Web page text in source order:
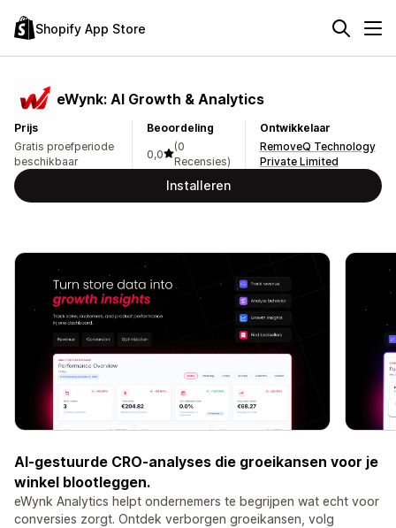
Shopify App Store
eWynk: AI Growth & Analytics
Prijs
Gratis proefperiode
beschikbaar
Beoordeling
0,0
(0
Recensies)
Ontwikkelaar
RemoveQ Technology
Private Limited
Installeren
AI-gestuurde CRO-analyses die groeikansen voor je
winkel blootleggen.
eWynk Analytics helpt ondernemers te begrijpen wat echt voor
conversies zorgt. Ontdek verborgen groeikansen, volg